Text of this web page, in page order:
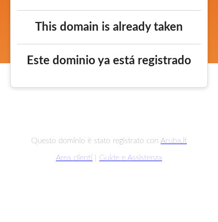
This domain is already taken
Este dominio ya está registrado
Questo dominio è stato registrato con Aruba.it
Area clienti Guide e Assistenza